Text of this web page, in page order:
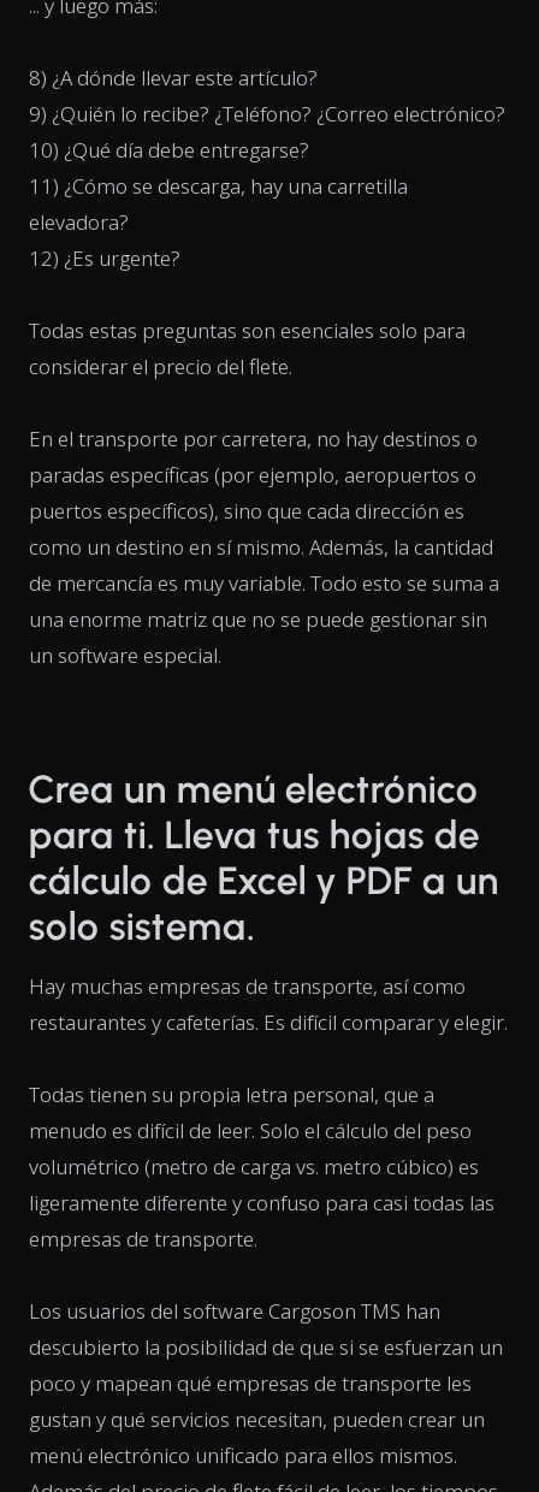
8) ¿A dónde llevar este artículo?
9) ¿Quién lo recibe? ¿Teléfono? ¿Correo electrónico?
10) ¿Qué día debe entregarse?
11) ¿Cómo se descarga, hay una carretilla
elevadora?
12) ¿Es urgente?
Todas estas preguntas son esenciales solo para
considerar el precio del flete.
En el transporte por carretera, no hay destinos o
paradas específicas (por ejemplo, aeropuertos o
puertos específicos), sino que cada dirección es
como un destino en sí mismo. Además, la cantidad
de mercancía es muy variable. Todo esto se suma a
una enorme matriz que no se puede gestionar sin
un software especial.
Crea un menú electrónico
para ti. Lleva tus hojas de
cálculo de Excel y PDF a un
solo sistema.
Hay muchas empresas de transporte, así como
restaurantes y cafeterías. Es difícil comparar y elegir.
Todas tienen su propia letra personal, que a
menudo es difícil de leer. Solo el cálculo del peso
volumétrico (metro de carga vs. metro cúbico) es
ligeramente diferente y confuso para casi todas las
empresas de transporte.
Los usuarios del software Cargoson TMS han
descubierto la posibilidad de que si se esfuerzan un
poco y mapean qué empresas de transporte les
gustan y qué servicios necesitan, pueden crear un
menú electrónico unificado para ellos mismos.